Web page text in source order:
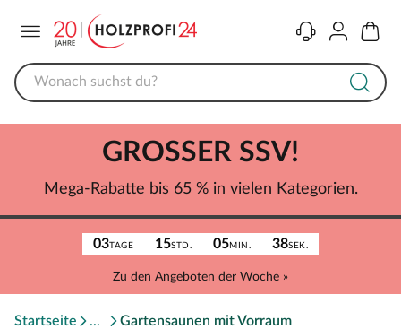
KontaktKonto
03TAGE 15STD. 05MIN. 38SEK.
Zu den Angeboten der Woche »
GROSSER SSV!
Mega-Rabatte bis 65 % in vielen Kategorien.
Startseite Gartensaunen mit Vorraum